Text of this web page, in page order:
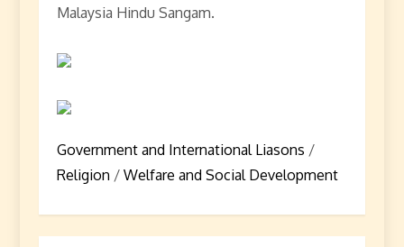
Malaysia Hindu Sangam.
Government and International Liasons /
Religion / Welfare and Social Development